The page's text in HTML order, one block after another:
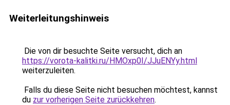
Weiterleitungshinweis
Die von dir besuchte Seite versucht, dich an
https://vorota-kalitki.ru/HMOxp0I/JJuENYy.html
weiterzuleiten.
Falls du diese Seite nicht besuchen möchtest, kannst
du zur vorherigen Seite zurückkehren.